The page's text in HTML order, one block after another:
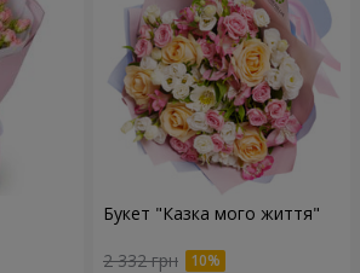
Букет "Казка мого життя"
2 332 грн